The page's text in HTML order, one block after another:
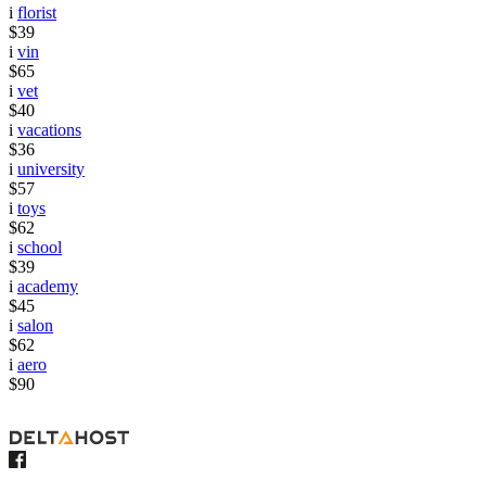
i florist
$39
i vin
$65
i vet
$40
i vacations
$36
i university
$57
i toys
$62
i school
$39
i academy
$45
i salon
$62
i aero
$90